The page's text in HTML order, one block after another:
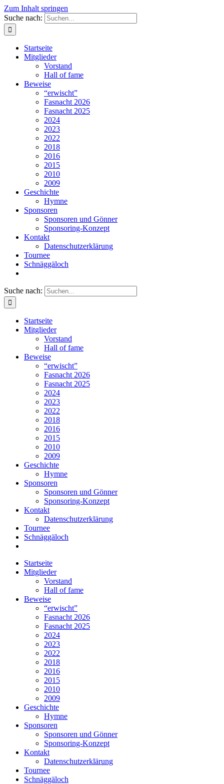
Zum Inhalt springen
Suche nach:
Startseite
Mitglieder
Vorstand
Hall of fame
Beweise
“erwischt”
Fasnacht 2026
Fasnacht 2025
2024
2023
2022
2018
2016
2015
2010
2009
Geschichte
Hymne
Sponsoren
Sponsoren und Gönner
Sponsoring-Konzept
Kontakt
Datenschutzerklärung
Tournee
Schnäggäloch
Suche nach:
Startseite
Mitglieder
Vorstand
Hall of fame
Beweise
“erwischt”
Fasnacht 2026
Fasnacht 2025
2024
2023
2022
2018
2016
2015
2010
2009
Geschichte
Hymne
Sponsoren
Sponsoren und Gönner
Sponsoring-Konzept
Kontakt
Datenschutzerklärung
Tournee
Schnäggäloch
Startseite
Mitglieder
Vorstand
Hall of fame
Beweise
“erwischt”
Fasnacht 2026
Fasnacht 2025
2024
2023
2022
2018
2016
2015
2010
2009
Geschichte
Hymne
Sponsoren
Sponsoren und Gönner
Sponsoring-Konzept
Kontakt
Datenschutzerklärung
Tournee
Schnäggäloch